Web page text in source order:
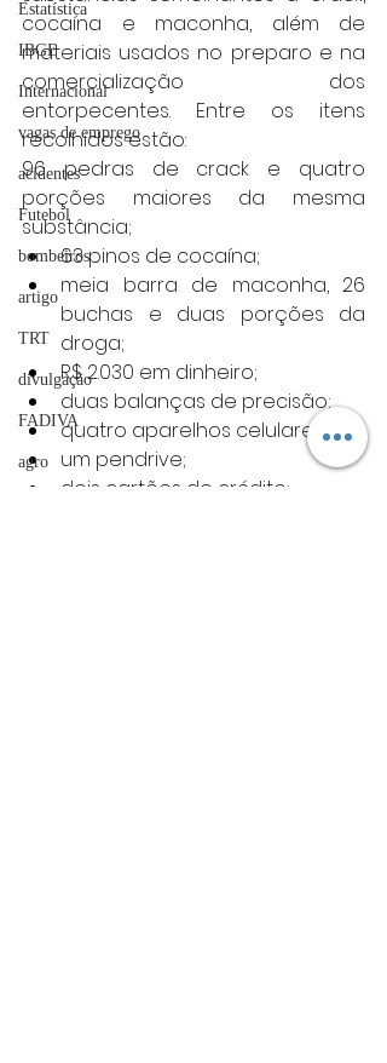
Estatística
IBGE
Internacional
vagas de emprego
acidentes
Futebol
bombeiros
artigo
TRT
divulgação
FADIVA
agro
cocaína e maconha, além de
materiais usados no preparo e na
comercialização dos
entorpecentes. Entre os itens
recolhidos estão:
96 pedras de crack e quatro
porções maiores da mesma
substância;
63 pinos de cocaína;
meia barra de maconha, 26
buchas e duas porções da
droga;
R$ 2.030 em dinheiro;
duas balanças de precisão;
quatro aparelhos celulares;
um pendrive;
dois cartões de crédito;